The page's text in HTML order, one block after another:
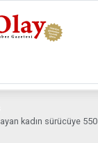
kadın sürücüye